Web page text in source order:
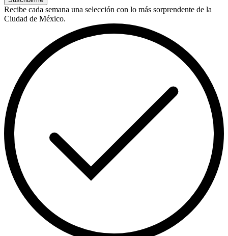
Recibe cada semana una selección con lo más sorprendente de la
Ciudad de México.